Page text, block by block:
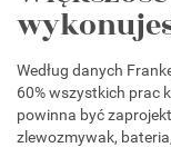
Według danych
60% wszystkich prac
powinna być
zlewozmywak,